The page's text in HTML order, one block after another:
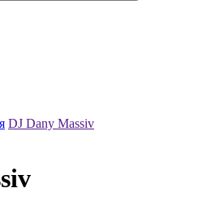
DJ Dany Massiv